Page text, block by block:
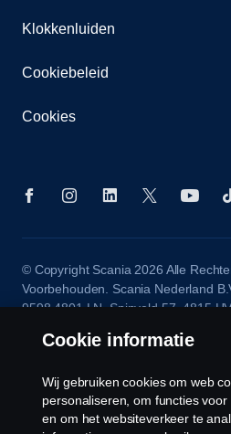
Klokkenluiden
Cookiebeleid
Cookies
© Copyright Scania 2026 Alle
Voorbehouden. Scania Nederland
9598 4801 LN, Spinveld 57, 4815
Cookie informatie
Wij gebruiken cookies om web
personaliseren, om functies
en om het websiteverkeer te